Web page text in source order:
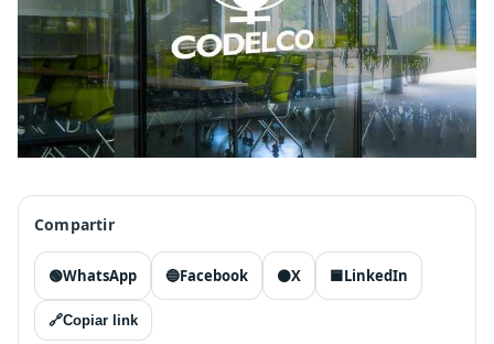
Compartir
🟢WhatsApp 🔵Facebook ⚫X 🟦LinkedIn
🔗Copiar link